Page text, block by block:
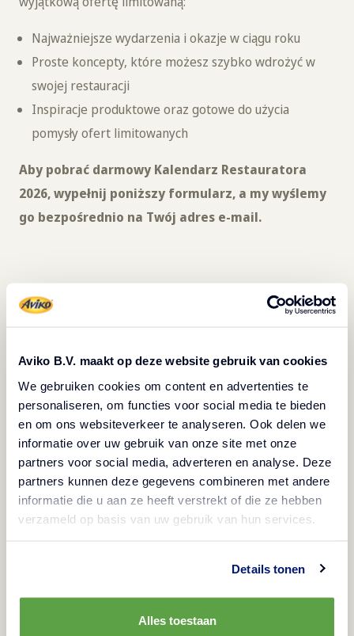
Aviko B.V. maakt op deze website gebruik van cookies
We gebruiken cookies om content en advertenties te
personaliseren, om functies voor social media te bieden
en om ons websiteverkeer te analyseren. Ook delen we
informatie over uw gebruik van onze site met onze
partners voor social media, adverteren en analyse. Deze
partners kunnen deze gegevens combineren met andere
informatie die u aan ze heeft verstrekt of die ze hebben
verzameld op basis van uw gebruik van hun services.
Details tonen
Alles toestaan
Najważniejsze wydarzenia i okazje w ciągu roku
Proste koncepty, które możesz szybko wdrożyć w
swojej restauracji
Inspiracje produktowe oraz gotowe do użycia
pomysły ofert limitowanych
Aby pobrać darmowy Kalendarz Restauratora
2026, wypełnij poniższy formularz, a my wyślemy
go bezpośrednio na Twój adres e-mail.